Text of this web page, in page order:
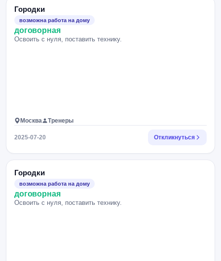
Городки
возможна работа на дому
договорная
Освоить с нуля, поставить технику.
Москва Тренеры
2025-07-20 Откликнуться
Городки
возможна работа на дому
договорная
Освоить с нуля, поставить технику.